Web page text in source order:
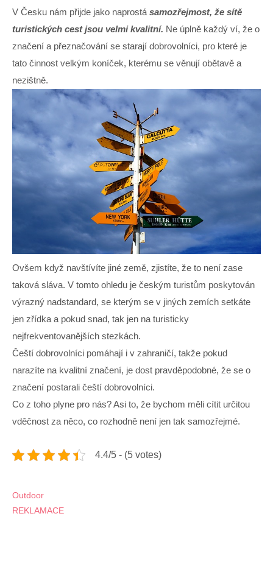
V Česku nám přijde jako naprostá samozřejmost, že sítě
turistických cest jsou velmi kvalitní. Ne úplně každý ví, že o
značení a přeznačování se starají dobrovolníci, pro které je
tato činnost velkým koníček, kterému se věnují obětavě a
nezištně.
Ovšem když navštívíte jiné země, zjistíte, že to není zase
taková sláva. V tomto ohledu je českým turistům poskytován
výrazný nadstandard, se kterým se v jiných zemích setkáte
jen zřídka a pokud snad, tak jen na turisticky
nejfrekventovanějších stezkách.
Čeští dobrovolníci pomáhají i v zahraničí, takže pokud
narazíte na kvalitní značení, je dost pravděpodobné, že se o
značení postarali čeští dobrovolníci.
Co z toho plyne pro nás? Asi to, že bychom měli cítit určitou
vděčnost za něco, co rozhodně není jen tak samozřejmé.
4.4/5 - (5 votes)
Navigace
pro
Outdoor
REKLAMACE